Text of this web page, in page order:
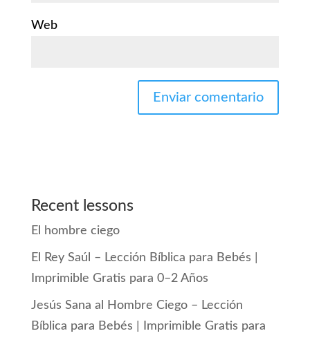
Web
Recent lessons
El hombre ciego
El Rey Saúl – Lección Bíblica para Bebés |
Imprimible Gratis para 0–2 Años
Jesús Sana al Hombre Ciego – Lección
Bíblica para Bebés | Imprimible Gratis para